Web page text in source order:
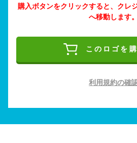
購入ボタンをクリックすると、クレ
へ移動します。
このロゴを
利用規約の確